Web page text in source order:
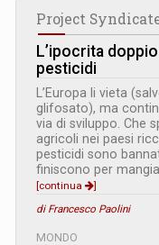
Project
L’ipocrita
pesticidi
L’Europa li vieta
glifosato), ma
via di sviluppo. Che
agricoli nei paesi
pesticidi sono
finiscono per
[continua
]
di Francesco Paolini
MONDO